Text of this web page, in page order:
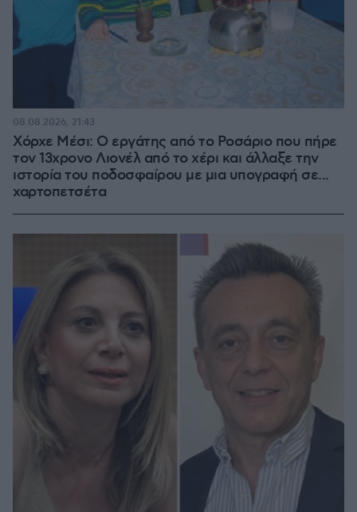
Χόρχε Μέσι: Ο εργάτης από το Ροσάριο που πήρε
τον 13χρονο Λιονέλ από το χέρι και άλλαξε την
ιστορία του ποδοσφαίρου με μια υπογραφή σε...
χαρτοπετσέτα
08.08.2026, 21:43